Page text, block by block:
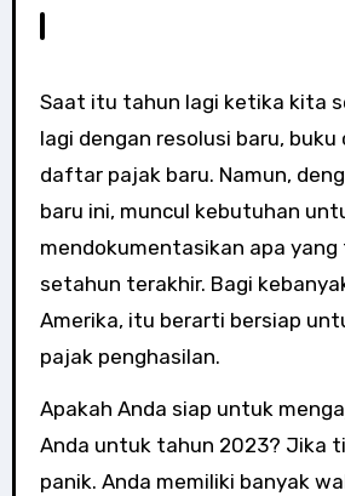
Saat itu tahun lagi ketika kita
lagi dengan resolusi baru, buku
daftar pajak baru. Namun,
baru ini, muncul kebutuhan
mendokumentasikan apa
setahun terakhir. Bagi
Amerika, itu berarti bersiap
pajak penghasilan.
Apakah Anda siap untuk
Anda untuk tahun 2023? Jika
panik. Anda memiliki banyak